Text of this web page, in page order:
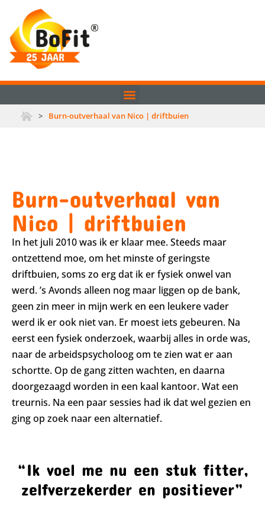
> Burn-outverhaal van Nico | driftbuien
Burn-outverhaal van
Nico | driftbuien
In het juli 2010 was ik er klaar mee. Steeds maar
ontzettend moe, om het minste of geringste
driftbuien, soms zo erg dat ik er fysiek onwel van
werd. ’s Avonds alleen nog maar liggen op de bank,
geen zin meer in mijn werk en een leukere vader
werd ik er ook niet van. Er moest iets gebeuren. Na
eerst een fysiek onderzoek, waarbij alles in orde was,
naar de arbeidspsycholoog om te zien wat er aan
schortte. Op de gang zitten wachten, en daarna
doorgezaagd worden in een kaal kantoor. Wat een
treurnis. Na een paar sessies had ik dat wel gezien en
ging op zoek naar een alternatief.
“Ik voel me nu een stuk fitter,
zelfverzekerder en positiever”